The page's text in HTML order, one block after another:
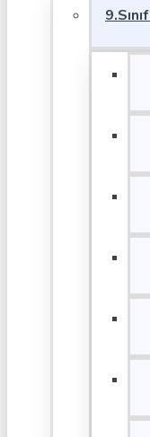
9.Sınıf